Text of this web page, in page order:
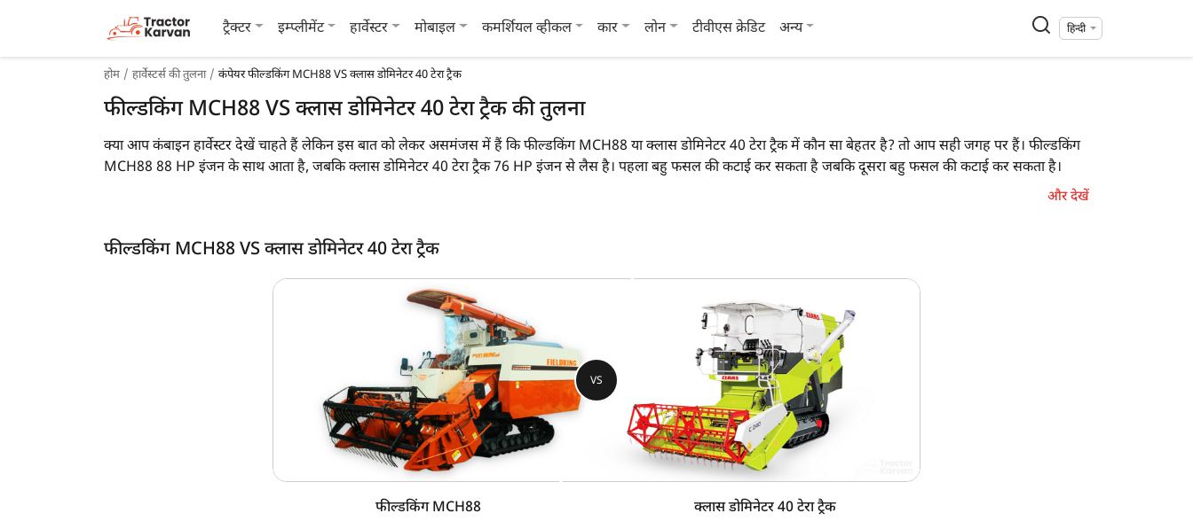
ट्रैक्टर इम्प्लीमेंट हार्वेस्टर मोबाइल कमर्शियल व्हीकल कार लोन टीवीएस क्रेडिट अन्य हिन्दी
होम हार्वेस्टर्स की तुलना कंपेयर फील्डकिंग MCH88 VS क्लास डोमिनेटर 40 टेरा ट्रैक
फील्डकिंग MCH88 VS क्लास डोमिनेटर 40 टेरा ट्रैक की तुलना
क्या आप कंबाइन हार्वेस्टर देखें चाहते हैं लेकिन इस बात को लेकर असमंजस में हैं कि फील्डकिंग MCH88 या क्लास डोमिनेटर 40 टेरा ट्रैक में कौन सा बेहतर है? तो आप सही जगह पर हैं। फील्डकिंग
MCH88 88 HP इंजन के साथ आता है, जबकि क्लास डोमिनेटर 40 टेरा ट्रैक 76 HP इंजन से लैस है। पहला बहु फसल की कटाई कर सकता है जबकि दूसरा बहु फसल की कटाई कर सकता है।
फील्डकिंग MCH88 vs क्लास डोमिनेटर 40 टेरा ट्रैक
फील्डकिंग MCH88
क्लास डोमिनेटर 40 टेरा ट्रैक
बहु फसल
बहु फसल
88 HP
76 HP
Sunshade
Sunshade
Track type
Track type
3000 KG 5000 KG, 600 KG (Front Attachment)
और देखें
फील्डकिंग MCH88 VS क्लास डोमिनेटर 40 टेरा ट्रैक
VS
फील्डकिंग MCH88 क्लास डोमिनेटर 40 टेरा ट्रैक